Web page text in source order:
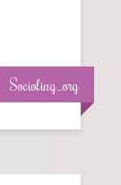
Socioling_org